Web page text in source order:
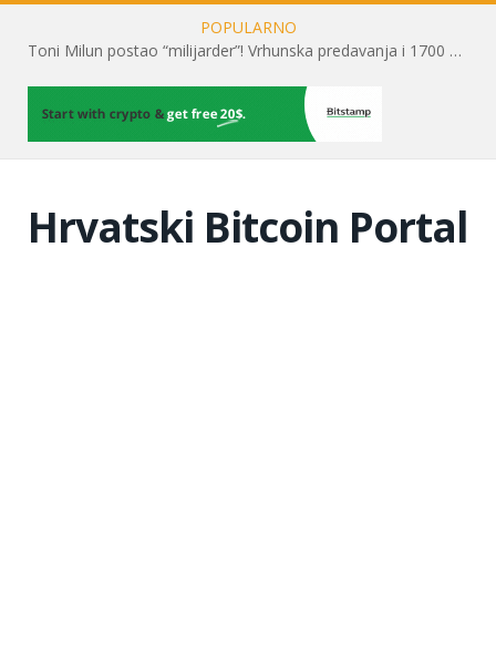
POPULARNO
Toni Milun postao “milijarder”! Vrhunska predavanja i 1700 posjetitelja obilježili su mjesec financijske pismenosti
Hrvatski Bitcoin Portal